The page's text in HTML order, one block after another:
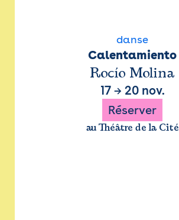
danse
Calentamiento
Rocío Molina
17→ 20 nov.
Réserver
au Théâtre de la Cité